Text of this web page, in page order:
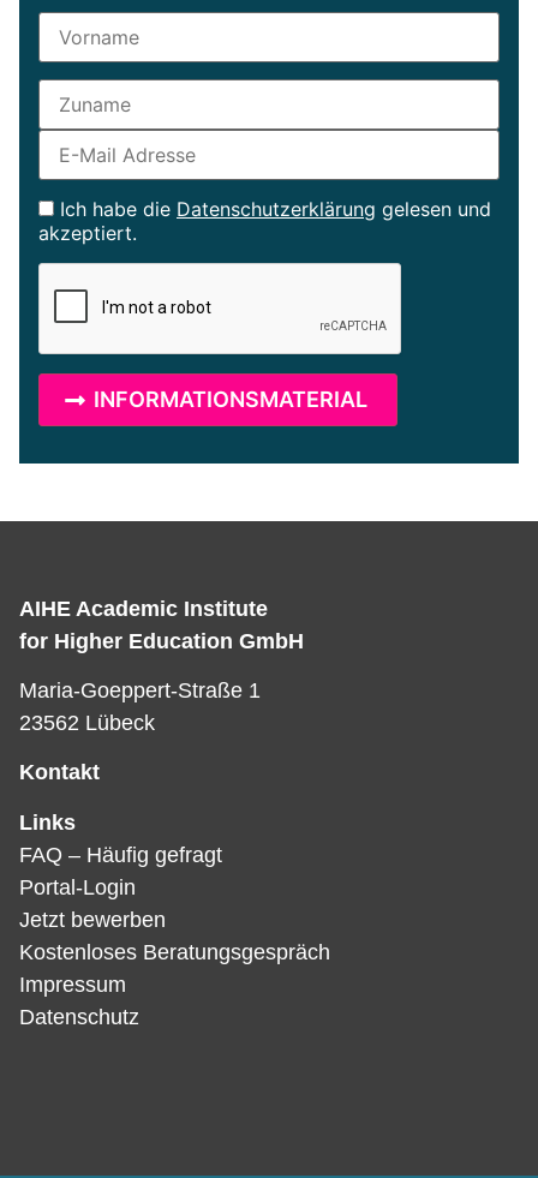
Ich habe die Datenschutzerklärung gelesen und
akzeptiert.
AIHE Academic Institute
for Higher Education GmbH
Maria-Goeppert-Straße 1
23562 Lübeck
Kontakt
Links
FAQ – Häufig gefragt
Portal-Login
Jetzt bewerben
Kostenloses Beratungsgespräch
Impressum
Datenschutz